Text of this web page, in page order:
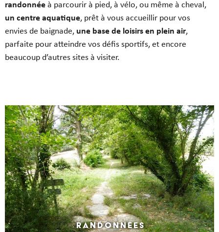
randonnée à parcourir à pied, à vélo, ou même à cheval,
un centre aquatique, prêt à vous accueillir pour vos
envies de baignade, une base de loisirs en plein air,
parfaite pour atteindre vos défis sportifs, et encore
beaucoup d’autres sites à visiter.
RANDONNÉES